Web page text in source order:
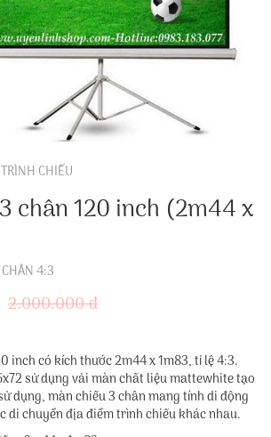
CHIẾU
chân 120 inch (2m44 x
4:3
2.000.000 đ
inch có kích thước 2m44 x 1m83, tỉ lệ 4:3.
sử dụng vải màn chất liệu mattewhite tạo
dụng, màn chiếu 3 chân mang tính di động
di chuyển địa điểm trình chiếu khác nhau.